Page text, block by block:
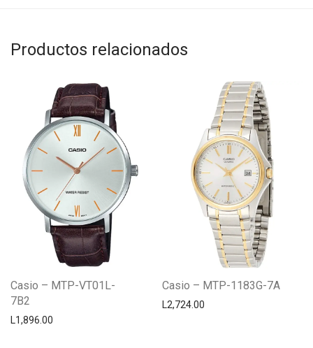
Productos relacionados
Casio – MTP-VT01L-
7B2
L1,896.00
Casio – MTP-1183G-7A
L2,724.00